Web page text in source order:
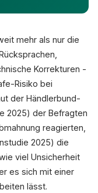
mehr als nur die
Korrekturen -
Risiko bei
der Händlerbund-
2025) der Befragten
reagierten,
2025) die
viel Unsicherheit
es sich mit einer
lässt.